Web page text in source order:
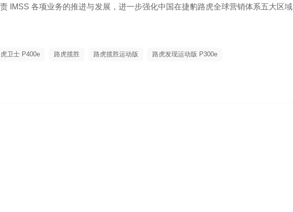
IMSS 各项业务的推进与发展，进一步强化中国在捷豹路虎全球营销体系五大区域
卫士 P400e 路虎揽胜 路虎揽胜运动版 路虎发现运动版 P300e